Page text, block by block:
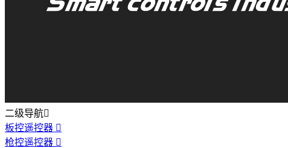
二级导航
板控遥控器 
枪控遥控器 